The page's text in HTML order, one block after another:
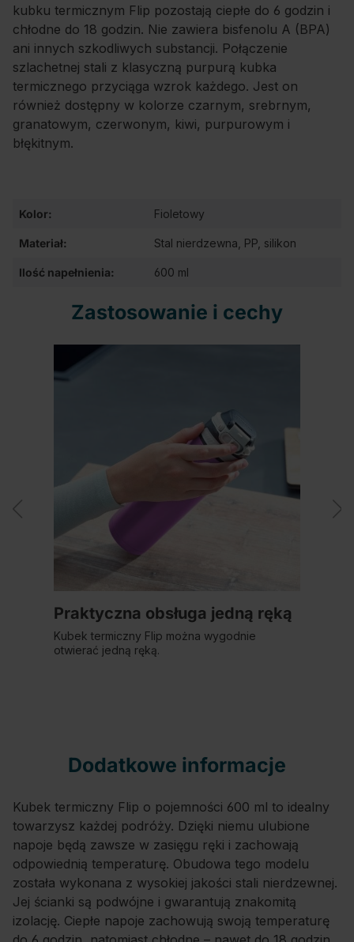
kubku termicznym Flip pozostają ciepłe do 6 godzin i
chłodne do 18 godzin. Nie zawiera bisfenolu A (BPA)
ani innych szkodliwych substancji. Połączenie
szlachetnej stali z klasyczną purpurą kubka
termicznego przyciąga wzrok każdego. Jest on
również dostępny w kolorze czarnym, srebrnym,
granatowym, czerwonym, kiwi, purpurowym i
błękitnym.
Kolor: Fioletowy
Materiał: Stal nierdzewna, PP, silikon
Ilość napełnienia: 600 ml
Zastosowanie i cechy
Praktyczna obsługa jedną ręką
Kubek termiczny Flip można wygodnie
otwierać jedną ręką.
Dodatkowe informacje
Kubek termiczny Flip o pojemności 600 ml to idealny
towarzysz każdej podróży. Dzięki niemu ulubione
napoje będą zawsze w zasięgu ręki i zachowają
odpowiednią temperaturę. Obudowa tego modelu
została wykonana z wysokiej jakości stali nierdzewnej.
Jej ścianki są podwójne i gwarantują znakomitą
izolację. Ciepłe napoje zachowują swoją temperaturę